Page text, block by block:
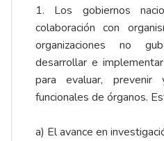
1. Los gobiernos
colaboración con
organizaciones no
desarrollar e
para evaluar, prevenir
funcionales de órganos.
a) El avance en